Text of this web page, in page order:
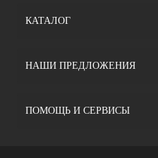
КАТАЛОГ
НАШИ ПРЕДЛОЖЕНИЯ
ПОМОЩЬ И СЕРВИСЫ